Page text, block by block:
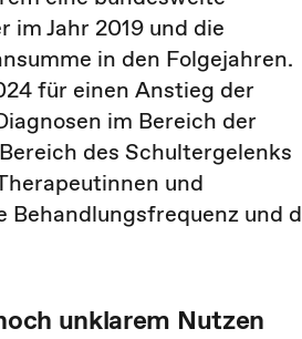
Jahr 2019 und die
in den Folgejahren.
für einen Anstieg der
im Bereich der
des Schultergelenks
und
und
unklarem Nutzen